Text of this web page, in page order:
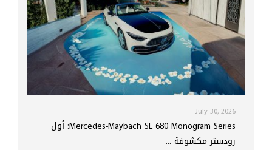
July 30, 2026
Mercedes-Maybach SL 680 Monogram Series: أول
رودستر مكشوفة ...